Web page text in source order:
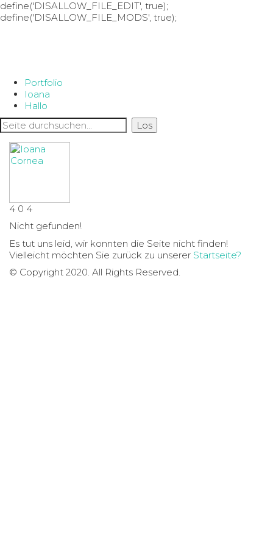
define('DISALLOW_FILE_EDIT', true);
define('DISALLOW_FILE_MODS', true);
Portfolio
Ioana
Hallo
4 0 4
Nicht gefunden!
Es tut uns leid, wir konnten die Seite nicht finden!
Vielleicht möchten Sie zurück zu unserer Startseite?
© Copyright 2020. All Rights Reserved.